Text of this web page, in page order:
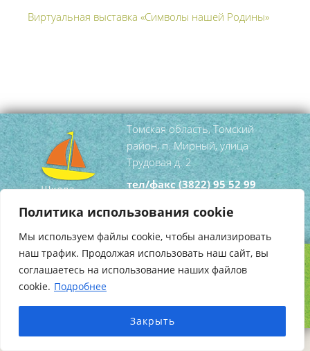
Политика использования cookie
Мы используем файлы cookie, чтобы анализировать
наш трафик. Продолжая использовать наш сайт, вы
соглашаетесь на использование наших файлов
cookie. Подробнее
Закрыть
Виртуальная выставка «Символы нашей Родины»
Томская область, Томский
район, п. Мирный, улица
Трудовая д. 2
тел/факс(3822) 95 52 99
mirniy-
Школа Искусств Мирный
Создание сайта